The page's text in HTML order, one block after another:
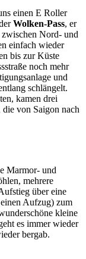
einen E Roller
Wolken-Pass, er
Nord- und
einfach wieder
bis zur Küste
noch mehr
und
schlängelt.
kamen drei
von Saigon nach
Marmor- und
mehrere
über eine
Aufzug) zum
kleine
es immer wieder
bergab.